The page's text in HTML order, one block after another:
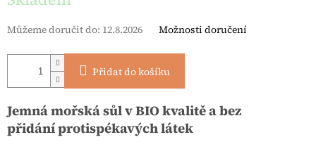
Můžeme doručit do: 12.8.2026 Možnosti doručení
Přidat do košíku
Jemná mořská sůl v BIO kvalitě a bez
přidání protispékavých látek